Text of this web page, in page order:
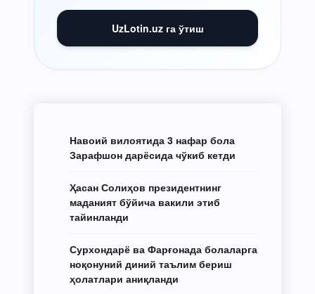
UzLotin.uz га ўтиш
Навоий вилоятида 3 нафар бола
Зарафшон дарёсида чўкиб кетди
Ҳасан Солиҳов президентнинг
маданият бўйича вакили этиб
тайинланди
Сурхондарё ва Фарғонада болаларга
ноқонуний диний таълим бериш
ҳолатлари аниқланди